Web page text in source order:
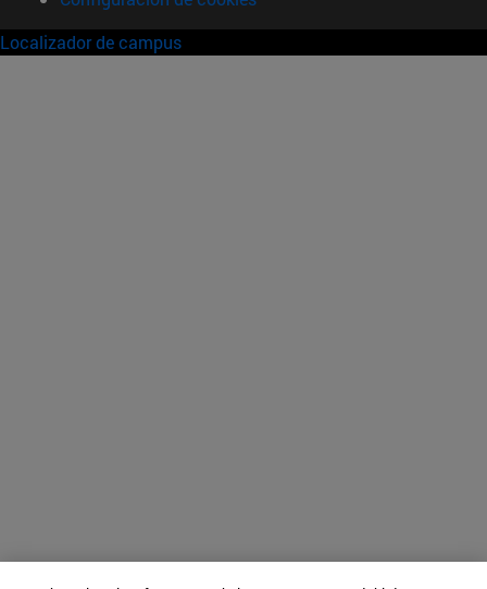
Localizador de campus